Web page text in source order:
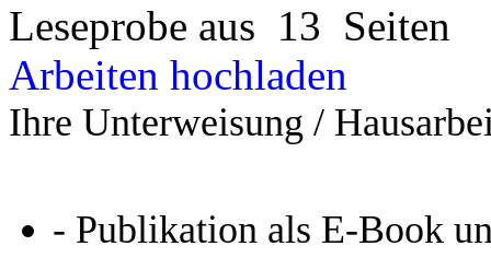
Leseprobe aus 13 Seiten
Arbeiten hochladen
Ihre Unterweisung /
- Publikation als E-Book